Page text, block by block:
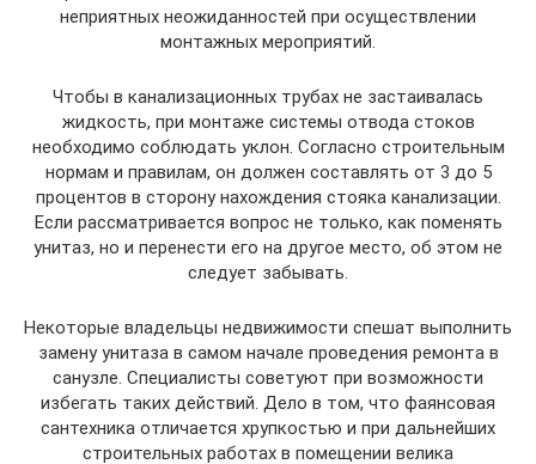
неприятных неожиданностей при осуществлении
монтажных мероприятий.
Чтобы в канализационных трубах не застаивалась
жидкость, при монтаже системы отвода стоков
необходимо соблюдать уклон. Согласно строительным
нормам и правилам, он должен составлять от 3 до 5
процентов в сторону нахождения стояка канализации.
Если рассматривается вопрос не только, как поменять
унитаз, но и перенести его на другое место, об этом не
следует забывать.
Некоторые владельцы недвижимости спешат выполнить
замену унитаза в самом начале проведения ремонта в
санузле. Специалисты советуют при возможности
избегать таких действий. Дело в том, что фаянсовая
сантехника отличается хрупкостью и при дальнейших
строительных работах в помещении велика